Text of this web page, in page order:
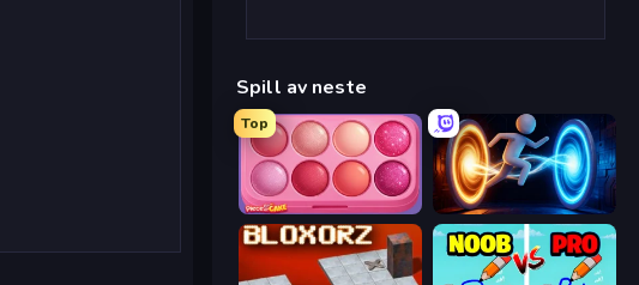
Spill av neste
Top
Piece of Cake: Merge and Bake Portal Escape